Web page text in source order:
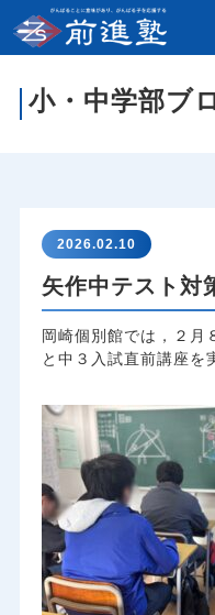
小・中学部ブ
2026.02.10
矢作中テスト対
岡崎個別館では，２月
と中３入試直前講座を